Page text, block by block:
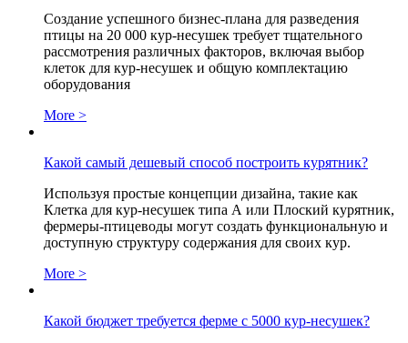
Создание успешного бизнес-плана для разведения
птицы на 20 000 кур-несушек требует тщательного
рассмотрения различных факторов, включая выбор
клеток для кур-несушек и общую комплектацию
оборудования
More >
Какой самый дешевый способ построить курятник?
Используя простые концепции дизайна, такие как
Клетка для кур-несушек типа А или Плоский курятник,
фермеры-птицеводы могут создать функциональную и
доступную структуру содержания для своих кур.
More >
Какой бюджет требуется ферме с 5000 кур-несушек?